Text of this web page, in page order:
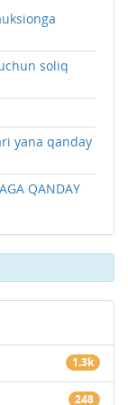
soliq
yana qanday
QANDAY
1.3k
248